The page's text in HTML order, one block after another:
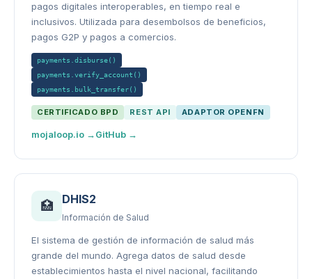
pagos digitales interoperables, en tiempo real e
inclusivos. Utilizada para desembolsos de beneficios,
pagos G2P y pagos a comercios.
payments.disburse()
payments.verify_account()
payments.bulk_transfer()
CERTIFICADO BPD REST API ADAPTOR OPENFN
mojaloop.io → GitHub →
🏥 DHIS2
Información de Salud
El sistema de gestión de información de salud más
grande del mundo. Agrega datos de salud desde
establecimientos hasta el nivel nacional, facilitando